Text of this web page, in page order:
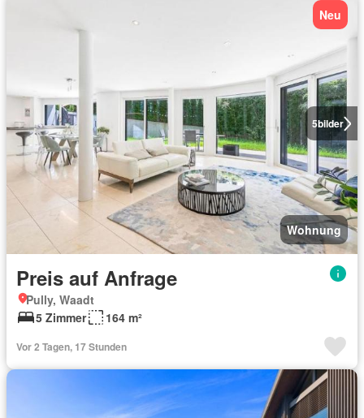
5bilder
Neu
Wohnung
Preis auf Anfrage
Pully, Waadt
5 Zimmer
164 m²
Vor 2 Tagen, 17 Stunden